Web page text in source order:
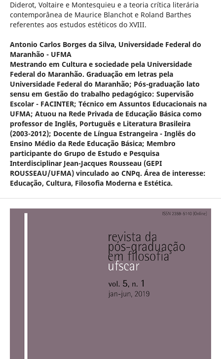
Diderot, Voltaire e Montesquieu e a teoria crítica literária
contemporânea de Maurice Blanchot e Roland Barthes
referentes aos estudos estéticos do XVIII.
Antonio Carlos Borges da Silva, Universidade Federal do
Maranhão - UFMA
Mestrando em Cultura e sociedade pela Universidade
Federal do Maranhão. Graduação em letras pela
Universidade Federal do Maranhão; Pós-graduação lato
sensu em Gestão do trabalho pedagógico: Supervisão
Escolar - FACINTER; Técnico em Assuntos Educacionais na
UFMA; Atuou na Rede Privada de Educação Básica como
professor de Inglês, Português e Literatura Brasileira
(2003-2012); Docente de Língua Estrangeira - Inglês do
Ensino Médio da Rede Educação Básica; Membro
participante do Grupo de Estudo e Pesquisa
Interdisciplinar Jean-Jacques Rousseau (GEPI
ROUSSEAU/UFMA) vinculado ao CNPq. Área de interesse:
Educação, Cultura, Filosofia Moderna e Estética.